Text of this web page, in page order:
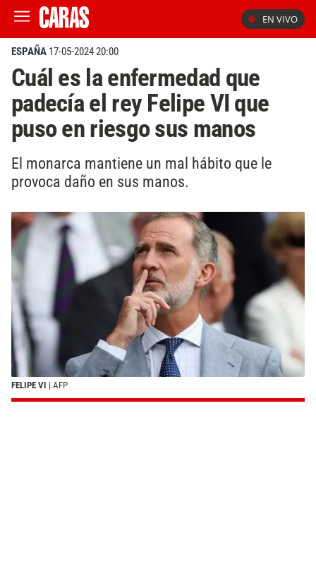
EN VIVO
ESPAÑA 17-05-2024 20:00
Cuál es la enfermedad que
padecía el rey Felipe VI que
puso en riesgo sus manos
El monarca mantiene un mal hábito que le
provoca daño en sus manos.
FELIPE VI | AFP